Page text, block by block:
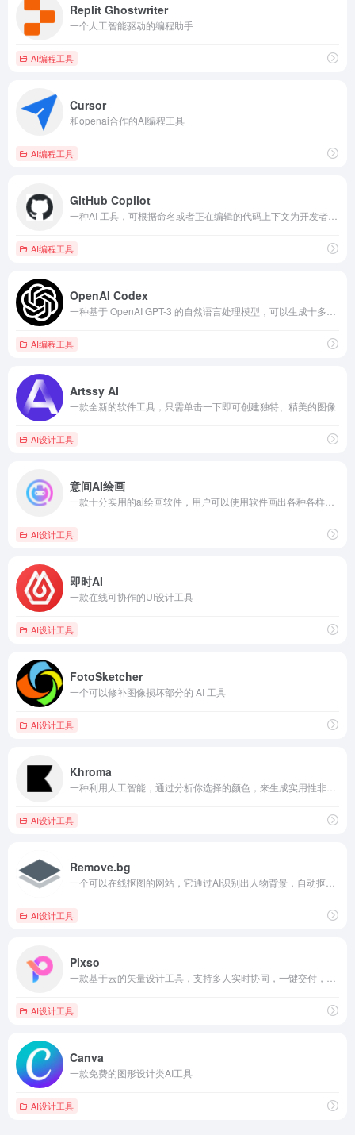
Replit Ghostwriter
一个人工智能驱动的编程助手
AI编程工具
Cursor
和openai合作的AI编程工具
AI编程工具
GitHub Copilot
AI编程工具
OpenAI Codex
AI编程工具
Artssy AI
一款全新的软件工具，只需单击一下即可创建独特、精美的图像
AI设计工具
意间AI绘画
AI设计工具
即时AI
一款在线可协作的UI设计工具
AI设计工具
FotoSketcher
一个可以修补图像损坏部分的 AI 工具
AI设计工具
Khroma
AI设计工具
Remove.bg
AI设计工具
Pixso
AI设计工具
Canva
一款免费的图形设计类AI工具
AI设计工具